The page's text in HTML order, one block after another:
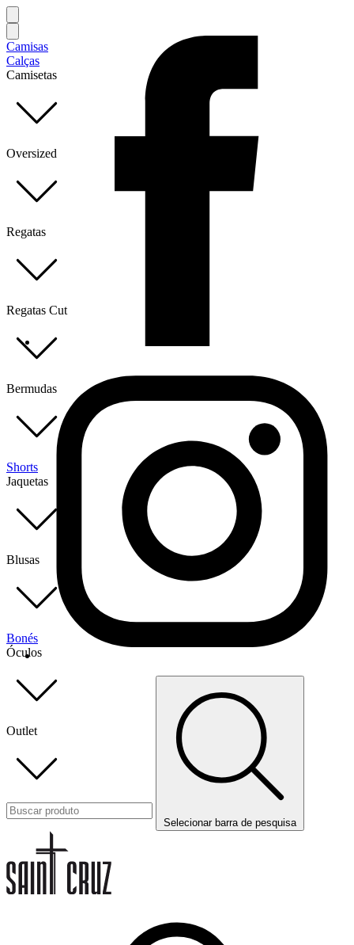
Camisas
Calças
Camisetas
Oversized
Regatas
Regatas Cut
Bermudas
Shorts
Jaquetas
Blusas
Bonés
Óculos
Outlet
Selecionar barra de pesquisa